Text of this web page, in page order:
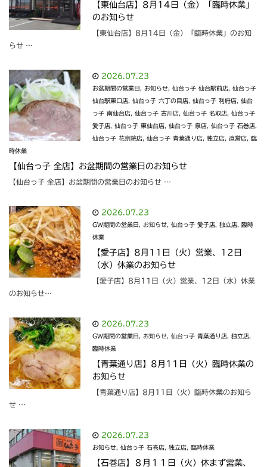
【東仙台店】8月14日（金）「臨時休業」
のお知らせ
【東仙台店】8月14日（金）「臨時休業」のお知
らせ …
2026.07.23
お盆期間の営業日 , お知らせ, 仙台っ子 仙台駅前店, 仙台っ子
仙台駅東口店, 仙台っ子 六丁の目店, 仙台っ子 利府店, 仙台
っ子 南仙台店, 仙台っ子 古川店, 仙台っ子 名取店, 仙台っ子
愛子店, 仙台っ子 東仙台店, 仙台っ子 泉店, 仙台っ子 石巻店,
仙台っ子 花京院店, 仙台っ子 青葉通り店, 独立店, 直営店, 臨
時休業
【仙台っ子 全店】お盆期間の営業日のお知らせ
【仙台っ子 全店】お盆期間の営業日のお知らせ …
2026.07.23
GW期間の営業日 , お知らせ, 仙台っ子 愛子店, 独立店, 臨時
休業
【愛子店】8月11日（火）営業、12日
（水）休業のお知らせ
【愛子店】8月11日（火）営業、12日（水）休業
のお知らせ…
2026.07.23
GW期間の営業日 , お知らせ, 仙台っ子 青葉通り店, 独立店,
臨時休業
【青葉通り店】8月11日（火）臨時休業の
お知らせ
【青葉通り店】8月11日（火）臨時休業のお知ら
せ …
2026.07.23
お知らせ, 仙台っ子 石巻店, 独立店, 臨時休業
【石巻店】８月１１日（火）休まず営業、